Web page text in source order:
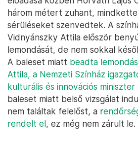
három métert zuhant,
sérüléseket szenvedtek. A
Vidnyánszky Attila először
lemondását, de nem sokkal
A baleset miatt beadta
Attila, a Nemzeti Színház
kulturális és innovációs
baleset miatt belső vizsgálat
nem találtak felelőst, a r
rendelt el, ez még nem zárult le.